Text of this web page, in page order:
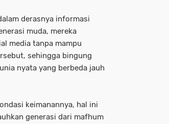
derasnya informasi
muda, mereka
media tanpa mampu
sehingga bingung
nyata yang berbeda jauh
keimanannya, hal ini
generasi dari mafhum